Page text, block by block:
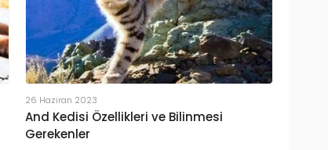
26 Haziran 2023
And Kedisi Özellikleri ve Bilinmesi
Gerekenler